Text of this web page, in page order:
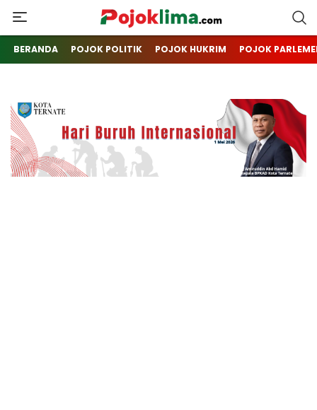
pojoklima.com
Mojokin
BERANDA POJOK POLITIK POJOK HUKRIM POJOK